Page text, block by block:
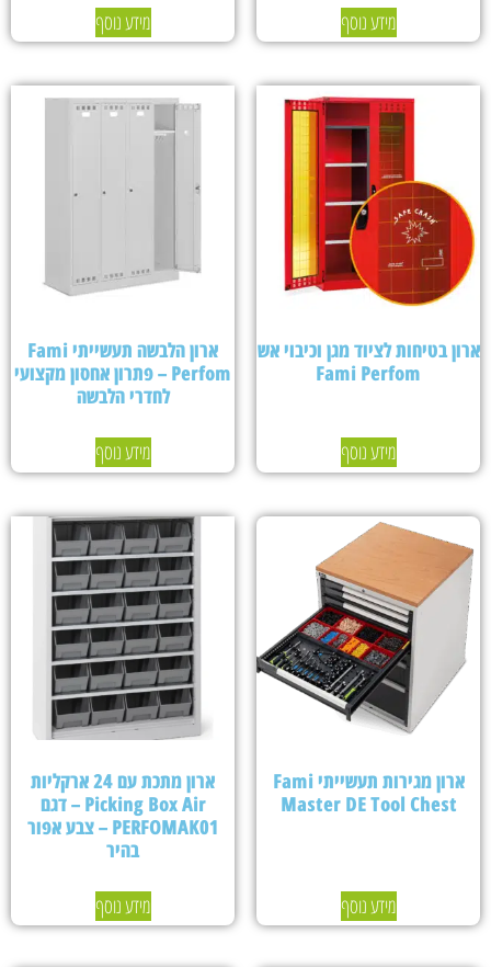
מידע נוסף מידע נוסף
ארון בטיחות לציוד מגן וכיבוי אש
Fami Perfom
מידע נוסף
ארון הלבשה תעשייתי Fami
Perfom – פתרון אחסון מקצועי
לחדרי הלבשה
מידע נוסף
ארון מגירות תעשייתי Fami
Master DE Tool Chest
מידע נוסף
ארון מתכת עם 24 ארקליות
Picking Box Air – דגם
PERFOMAK01 – צבע אפור
בהיר
מידע נוסף